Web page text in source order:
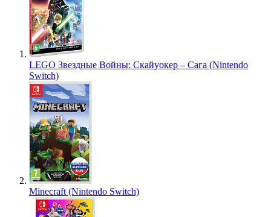
LEGO Звездные Войны: Скайуокер – Сага (Nintendo
Switch)
Minecraft (Nintendo Switch)